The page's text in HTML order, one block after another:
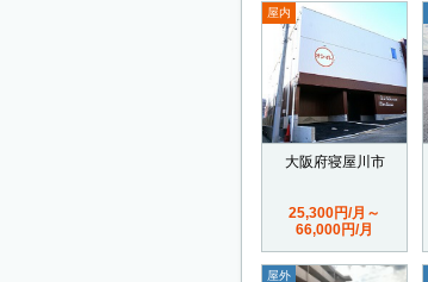
屋内
大阪府寝屋川市
25,300円/月～
66,000円/月
屋外